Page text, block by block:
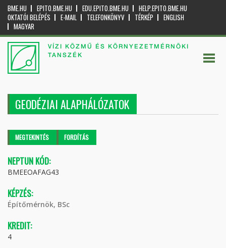
BME.HU EPITO.BME.HU EDU.EPITO.BME.HU
HELP.EPITO.BME.HU
OKTATÓI BELÉPÉS
E-MAIL TELEFONKÖNYV TÉRKÉP
ENGLISH
MAGYAR
VÍZI KÖZMŰ ÉS KÖRNYEZETMÉRNÖKI
TANSZÉK
GEODÉZIAI ALAPHÁLÓZATOK
Elsődleges fülek
MEGTEKINTÉS (AKTÍVFORDÍTÁS
NEPTUN KÓD:
BMEEOAFAG43
KÉPZÉS:
Építőmérnök, BSc
KREDIT:
4